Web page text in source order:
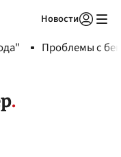
Новости
Проблемы с